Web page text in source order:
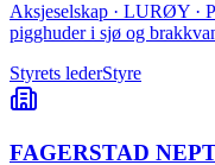
Aksjeselskap · LURØY ·
pigghuder i sjø og
Styrets lederStyre
FAGERSTAD